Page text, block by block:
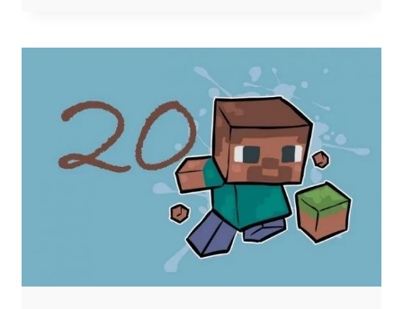
!!
21#
MINECRAFT
:
D7OOMY999